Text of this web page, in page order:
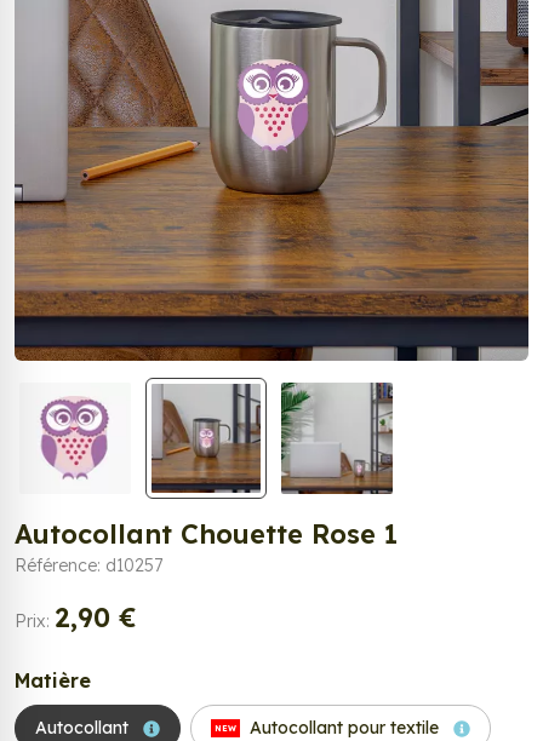
Autocollant Chouette Rose 1
Référence: d10257
Prix: 2,90 €
Matière
Autocollant NEW Autocollant pour textile